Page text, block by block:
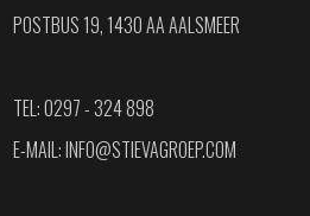
POSTBUS 19, 1430 AA AALSMEER
TEL: 0297 - 324 898
E-MAIL:INFO@STIEVAGROEP.COM